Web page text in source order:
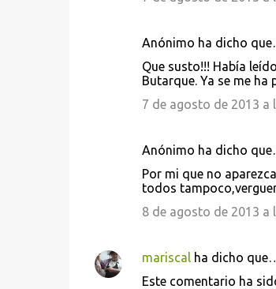
Anónimo ha dicho
Que susto!!! Había
Butarque. Ya se me
7 de agosto de 2013 a
Anónimo ha dicho
Por mi que no
todos
8 de agosto de 2013 a
mariscalha dicho
Este comentario ha